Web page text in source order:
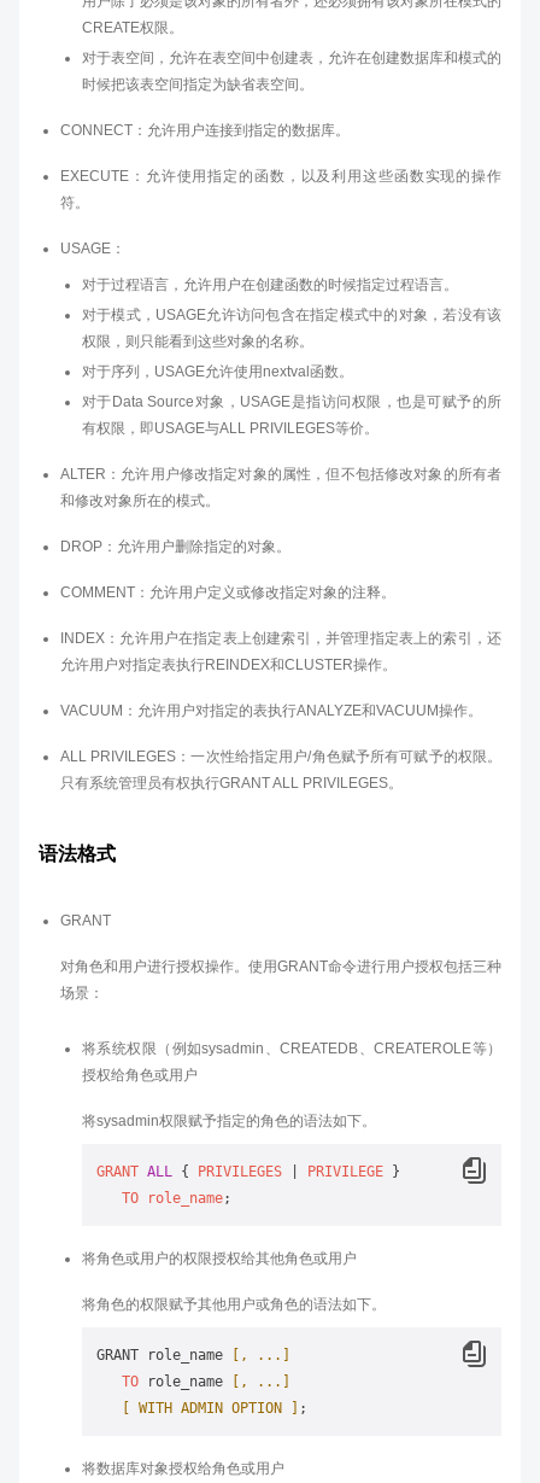
CREATE权限。
对于表空间，允许在表空间中创建表，允许在创建数据库和模式的
时候把该表空间指定为缺省表空间。
CONNECT：允许用户连接到指定的数据库。
EXECUTE：允许使用指定的函数，以及利用这些函数实现的操作
符。
USAGE：
对于过程语言，允许用户在创建函数的时候指定过程语言。
对于模式，USAGE允许访问包含在指定模式中的对象，若没有该
权限，则只能看到这些对象的名称。
对于序列，USAGE允许使用nextval函数。
对于Data Source对象，USAGE是指访问权限，也是可赋予的所
有权限，即USAGE与ALL PRIVILEGES等价。
ALTER：允许用户修改指定对象的属性，但不包括修改对象的所有者
和修改对象所在的模式。
DROP：允许用户删除指定的对象。
COMMENT：允许用户定义或修改指定对象的注释。
INDEX：允许用户在指定表上创建索引，并管理指定表上的索引，还
允许用户对指定表执行REINDEX和CLUSTER操作。
VACUUM：允许用户对指定的表执行ANALYZE和VACUUM操作。
ALL PRIVILEGES：一次性给指定用户/角色赋予所有可赋予的权限。
只有系统管理员有权执行GRANT ALL PRIVILEGES。
语法格式
GRANT
对角色和用户进行授权操作。使用GRANT命令进行用户授权包括三种
场景：
将系统权限（例如sysadmin、CREATEDB、CREATEROLE等）
授权给角色或用户
将sysadmin权限赋予指定的角色的语法如下。
GRANT ALL { PRIVILEGES PRIVILEGE }
TO
role_name
将角色或用户的权限授权给其他角色或用户
将角色的权限赋予其他用户或角色的语法如下。
GRANT role_name
[, ...]
TO role_name
[, ...]
[ WITH ADMIN OPTION ]
将数据库对象授权给角色或用户